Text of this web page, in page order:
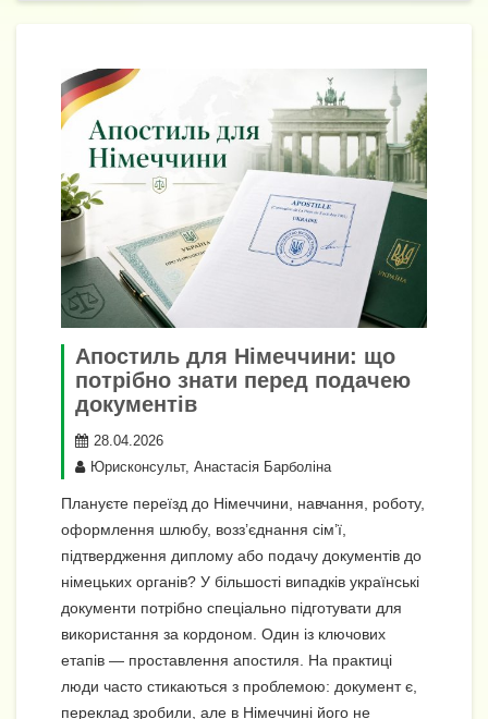
Апостиль для Німеччини: що
потрібно знати перед подачею
документів
28.04.2026
Юрисконсульт, Анастасія Барболіна
Плануєте переїзд до Німеччини, навчання, роботу,
оформлення шлюбу, возз’єднання сім’ї,
підтвердження диплому або подачу документів до
німецьких органів? У більшості випадків українські
документи потрібно спеціально підготувати для
використання за кордоном. Один із ключових
етапів — проставлення апостиля. На практиці
люди часто стикаються з проблемою: документ є,
переклад зробили, але в Німеччині його не